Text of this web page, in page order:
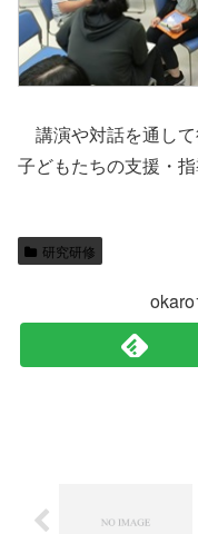
講演や対話を通して
子どもたちの支援・
研究研修